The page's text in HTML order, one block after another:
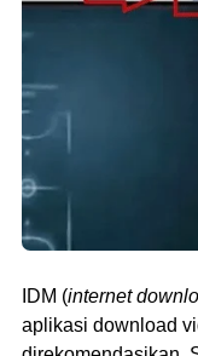
IDM (internet
aplikasi download